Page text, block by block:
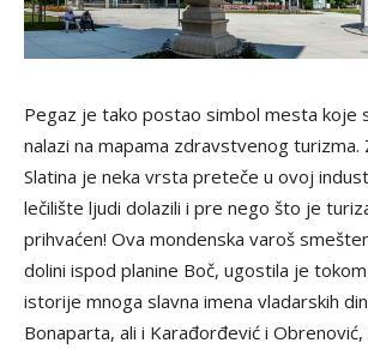
Pegaz je tako postao simbol mesta koje
nalazi na mapama zdravstvenog turizma.
Slatina je neka vrsta preteče u ovoj
lečilište ljudi dolazili i pre nego što je
prihvaćen! Ova mondenska varoš
dolini ispod planine Boč, ugostila je
istorije mnoga slavna imena vladarskih
Bonaparta, ali i Karađorđević i Obrenović,